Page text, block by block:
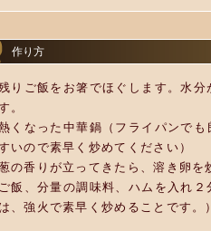
作り方
りご飯をお箸でほぐします。水
。
くなった中華鍋（フライパンで
いので素早く炒めてください）
の香りが立ってきたら、溶き卵を
飯、分量の調味料、ハムを入れ
、強火で素早く炒めることです。）